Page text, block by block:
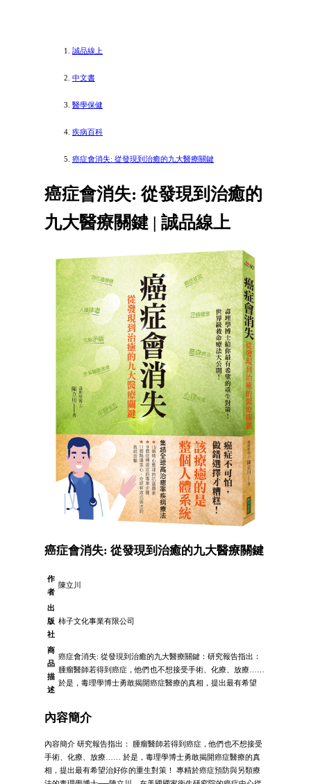
誠品線上
中文書
醫學保健
疾病百科
癌症會消失: 從發現到治癒的九大醫療關鍵
癌症會消失: 從發現到治癒的
九大醫療關鍵 | 誠品線上
癌症會消失: 從發現到治癒的九大醫療關鍵
作
者
陳立川
出
版
社
柿子文化事業有限公司
商
品
描
述
癌症會消失: 從發現到治癒的九大醫療關鍵：研究報告指出：
腫瘤醫師若得到癌症，他們也不想接受手術、化療、放療……
於是，毒理學博士勇敢揭開癌症醫療的真相，提出最有希望
內容簡介
內容簡介 研究報告指出： 腫瘤醫師若得到癌症，他們也不想接受
手術、化療、放療…… 於是，毒理學博士勇敢揭開癌症醫療的真
相，提出最有希望治好你的重生對策！ 專精於癌症預防與另類療